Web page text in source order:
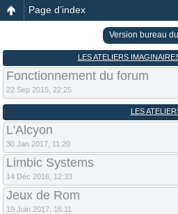
Page d’index
Version bureau
LES ATELIERS
Fonctionnement du forum
22 Sep 2015, 22:25
LES
L'Alcyon
30 Jan 2017, 11:20
Limbic Systems
14 Déc 2016, 12:33
Jeux de Rom
19 Juin 2017, 16:11